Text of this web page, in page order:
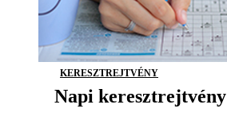
KERESZTREJTVÉNY
Napi keresztrejtvény